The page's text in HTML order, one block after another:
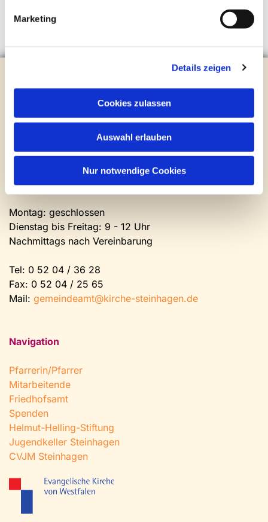
Marketing
Details zeigen
Cookies zulassen
Auswahl erlauben
Nur notwendige Cookies
Evangelische Kirchengemeinde Steinhagen
Brockhagener Straße 28 | 33803 Steinhagen
0 52 04 / 36 28
Mail:gemeindeamt@kirche-steinhagen.de
Newsletter abonnieren
Kontakt und Öffnungszeiten
Gemeinde- und Friedhofsamt
Montag: geschlossen
Dienstag bis Freitag: 9 - 12 Uhr
Nachmittags nach Vereinbarung
Tel: 0 52 04 / 36 28
Fax: 0 52 04 / 25 65
Mail: gemeindeamt@kirche-steinhagen.de
Navigation
Pfarrerin/Pfarrer
Mitarbeitende
Friedhofsamt
Spenden
Helmut-Helling-Stiftung
Jugendkeller Steinhagen
CVJM Steinhagen